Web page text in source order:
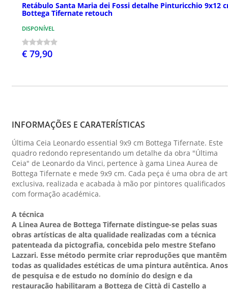
Retábulo Santa Maria dei Fossi detalhe Pinturicchio 9x12
Bottega Tifernate retouch
DISPONÍVEL
€ 79,90
INFORMAÇÕES E CARATERÍSTICAS
Última Ceia Leonardo essential 9x9 cm Bottega Tifernate. Este
quadro redondo representando um detalhe da obra "Última
Ceia" de Leonardo da Vinci, pertence à gama Linea Aurea de
Bottega Tifernate e mede 9x9 cm. Cada peça é uma obra de
exclusiva, realizada e acabada à mão por pintores qualificados
com formação académica.
A técnica
A Linea Aurea de Bottega Tifernate distingue-se pelas suas
obras artísticas de alta qualidade realizadas com a técnica
patenteada da pictografia, concebida pelo mestre Stefano
Lazzari. Esse método permite criar reproduções que mantêm
todas as qualidades estéticas de uma pintura autêntica. Anos
de pesquisa e de estudo no domínio do design e da
restauração habilitaram a Bottega de Città di Castello a